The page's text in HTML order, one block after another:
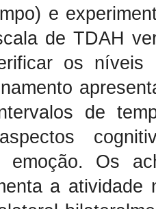
e
de TDAH
os
de
emoção. Os
a